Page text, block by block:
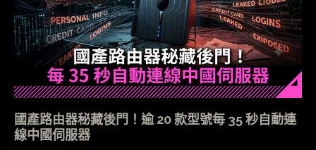
國產路由器秘藏後門！逾 20 款型號每 35 秒自動連
線中國伺服器